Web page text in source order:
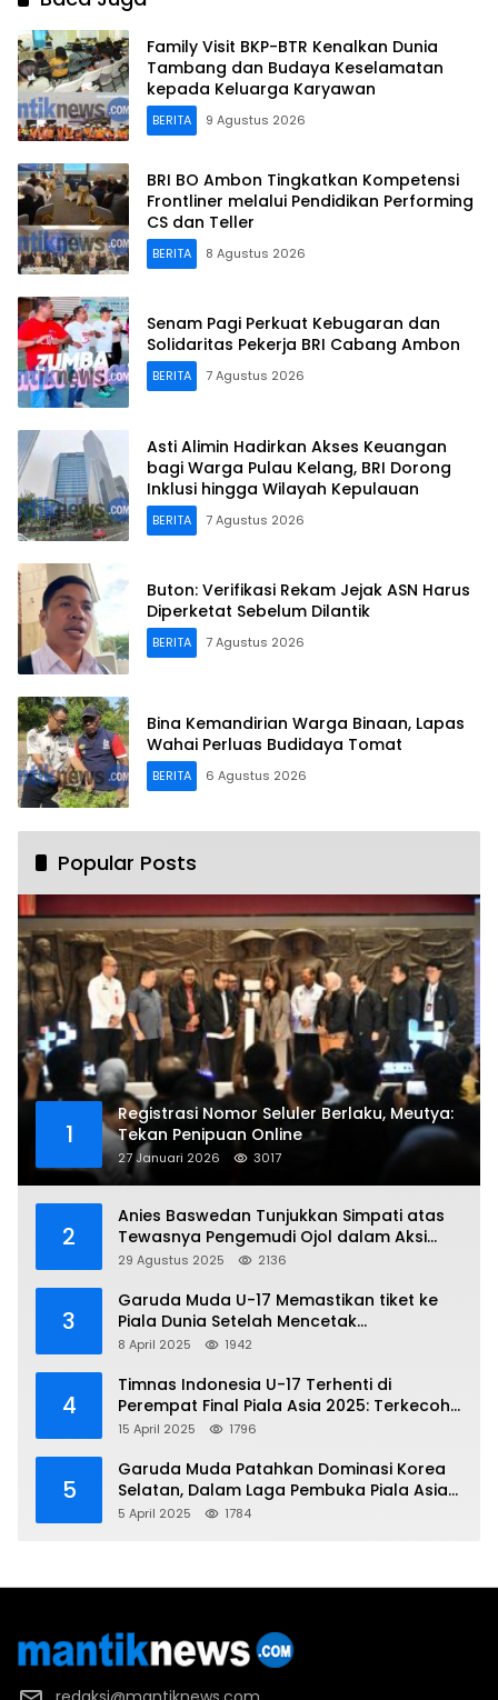
Family Visit BKP-BTR Kenalkan Dunia
Tambang dan Budaya Keselamatan
kepada Keluarga Karyawan
BERITA 9 Agustus 2026
BRI BO Ambon Tingkatkan Kompetensi
Frontliner melalui Pendidikan Performing
CS dan Teller
BERITA 8 Agustus 2026
Senam Pagi Perkuat Kebugaran dan
Solidaritas Pekerja BRI Cabang Ambon
BERITA 7 Agustus 2026
Asti Alimin Hadirkan Akses Keuangan
bagi Warga Pulau Kelang, BRI Dorong
Inklusi hingga Wilayah Kepulauan
BERITA 7 Agustus 2026
Buton: Verifikasi Rekam Jejak ASN Harus
Diperketat Sebelum Dilantik
BERITA 7 Agustus 2026
Bina Kemandirian Warga Binaan, Lapas
Wahai Perluas Budidaya Tomat
BERITA 6 Agustus 2026
Popular Posts
1
Registrasi Nomor Seluler Berlaku, Meutya:
Tekan Penipuan Online
27 Januari 2026 3017
2
Anies Baswedan Tunjukkan Simpati atas
Tewasnya Pengemudi Ojol dalam Aksi
Demo
29 Agustus 2025 2136
3
Garuda Muda U-17 Memastikan tiket ke
Piala Dunia Setelah Mencetak
Kemenangan Gemilang atas Yaman 4-1 di
8 April 2025 1942
4
Timnas Indonesia U-17 Terhenti di
Perempat Final Piala Asia 2025: Terkecoh
Korea Utara
15 April 2025 1796
5
Garuda Muda Patahkan Dominasi Korea
Selatan, Dalam Laga Pembuka Piala Asia
2025 U-17
5 April 2025 1784